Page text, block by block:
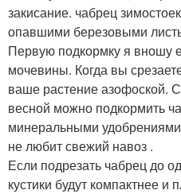
закисание. чабрец
опавшими березовыми
Первую подкормку я вношу
мочевины. Когда вы
ваше растение азофоской.
весной можно подкормить
минеральными
не любит свежий навоз .
Если подрезать чабрец до
кустики будут компактнее и